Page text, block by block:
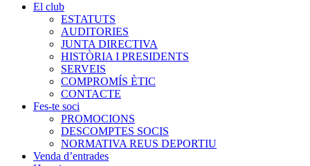
El club
ESTATUTS
AUDITORIES
JUNTA DIRECTIVA
HISTÒRIA I PRESIDENTS
SERVEIS
COMPROMÍS ÈTIC
CONTACTE
Fes-te soci
PROMOCIONS
DESCOMPTES SOCIS
NORMATIVA REUS DEPORTIU
Venda d’entrades